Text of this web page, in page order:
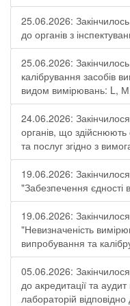
25.06.2026:
до органів з
25.06.2026:
калібрування засобів
видом вимірювань: L,
24.06.2026:
органів, що здійснюють
та послуг згідно з
19.06.2026:
"Забезпечення єдності
19.06.2026:
"Невизначеність
випробування та
05.06.2026:
до акредитації та
лабораторій